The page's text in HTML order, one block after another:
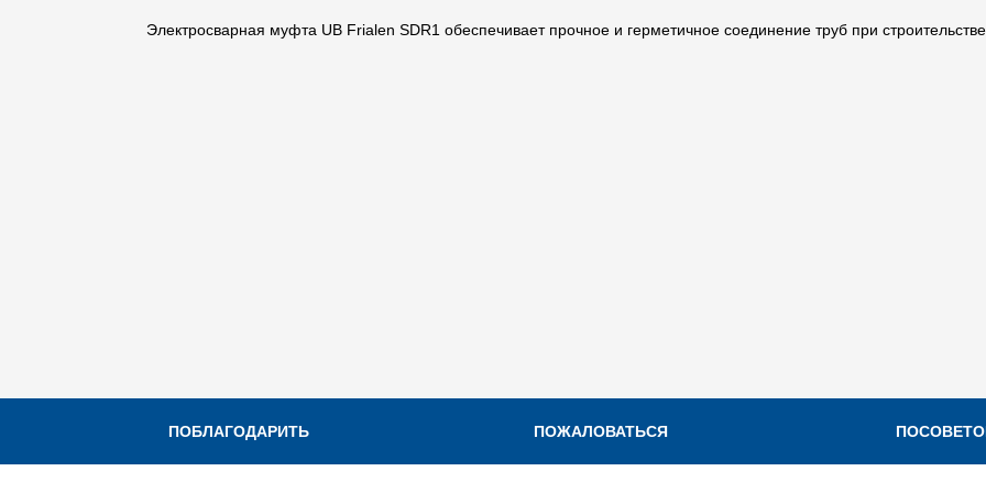
Электросварная муфта UB Frialen SDR1 обеспечивает прочное и герметичное соединение труб при строительстве
ПОБЛАГОДАРИТЬ ПОЖАЛОВАТЬСЯ